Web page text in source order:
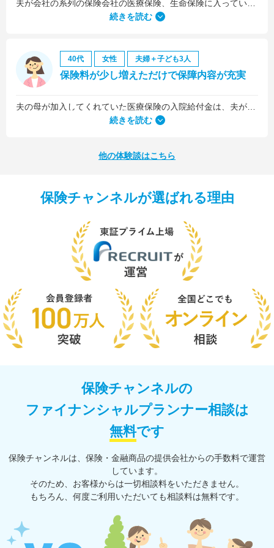
続きを読む
40代 女性 夫婦＋子ども3人
保険料が少し増えただけで保障内容が充実
続きを読む
他の体験談はこちら
保険チャンネルが選ばれる理由
保険チャンネルの
ファイナンシャルプランナー相談は
無料です
保険チャンネルは、保険・⾦融商品の提供会社からの⼿数料で運営
しています。
そのため、お客様からは一切相談料をいただきません。
もちろん、何度ご利⽤いただいても相談料は無料です。